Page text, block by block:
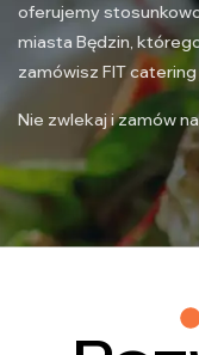
oferujemy
miasta Będzin,
zamówisz FIT catering
Nie zwlekaj i zamów